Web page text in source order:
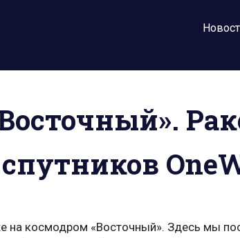
на космодром «Восточный». Здесь мы